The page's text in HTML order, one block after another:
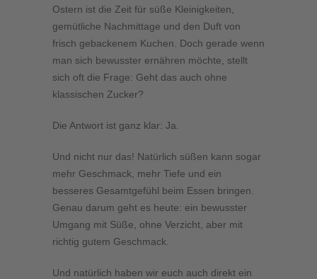
Ostern ist die Zeit für süße Kleinigkeiten,
gemütliche Nachmittage und den Duft von
frisch gebackenem Kuchen. Doch gerade wenn
man sich bewusster ernähren möchte, stellt
sich oft die Frage: Geht das auch ohne
klassischen Zucker?
Die Antwort ist ganz klar: Ja.
Und nicht nur das! Natürlich süßen kann sogar
mehr Geschmack, mehr Tiefe und ein
besseres Gesamtgefühl beim Essen bringen.
Genau darum geht es heute: ein bewusster
Umgang mit Süße, ohne Verzicht, aber mit
richtig gutem Geschmack.
Und natürlich haben wir euch auch direkt ein